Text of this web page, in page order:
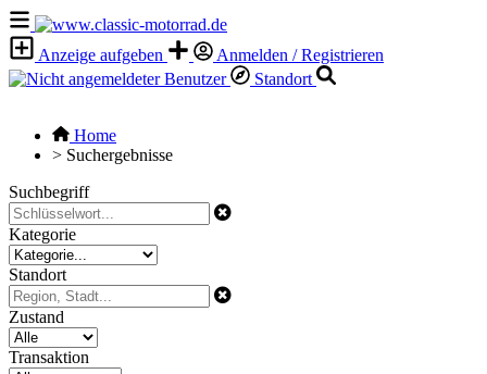
Anzeige aufgeben
Anmelden / Registrieren
Standort
Home
> Suchergebnisse
Suchbegriff
Kategorie
Standort
Zustand
Transaktion